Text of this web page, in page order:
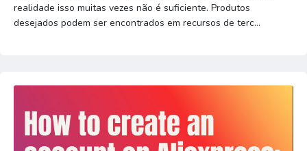
realidade isso muitas vezes não é suficiente. Produtos
desejados podem ser encontrados em recursos de terc...